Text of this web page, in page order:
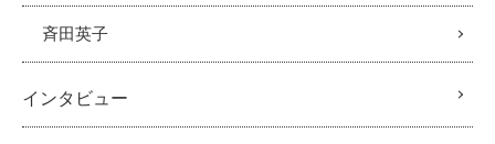
斉田英子
インタビュー